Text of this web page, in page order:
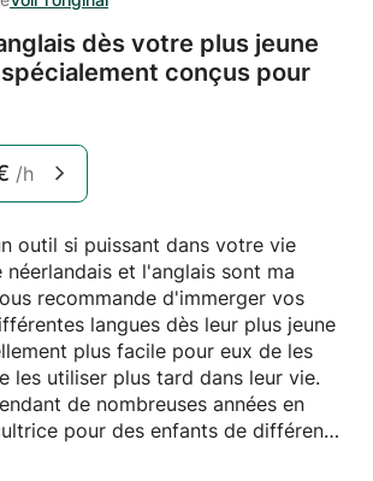
dès votre plus jeune
conçus pour
/h
outil si puissant dans votre vie
néerlandais et l'anglais sont ma
recommande d'immerger vos
langues dès leur plus jeune
plus facile pour eux de les
les utiliser plus tard dans leur vie.
de nombreuses années en
pour des enfants de différents
maintenant professeur d'anglais